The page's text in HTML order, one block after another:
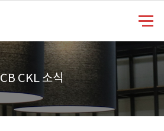
CB CKL 소식